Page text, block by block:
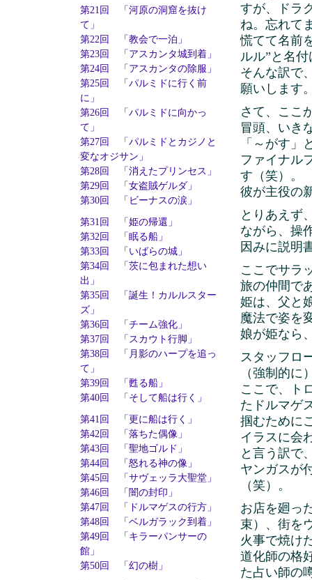
第21回 「河原の洞窟を抜け
て」
第22回 「教会で一泊」
第23回 「アスカンタ城到着」
第24回 「アスカンタの除服」
第25回 「パルミドに行く前
に」
第26回 「パルミドに向かっ
て」
第27回 「パルミドとカジノと
変なオジサン」
第28回 「消えたプリンセス」
第29回 「女盗賊ゲルダ」
第30回 「ビーナスの涙」
第31回 「姫の帰還」
第32回 「眠る船」
第33回 「いばらの城」
第34回 「茨に包まれた想い
出」
第35回 「誕生！カルルスター
ズ」
第36回 「チーム強化」
第37回 「スカウト行脚」
第38回 「月影のハープを追っ
て」
第39回 「甦る船」
第40回 「そして船は行く」
第41回 「更に船は行く」
第42回 「落ちた偶像」
第43回 「聖地ゴルド」
第44回 「怒れる神の像」
第45回 「サヴェッラ大聖堂」
第46回 「闇の封印」
第47回 「ドルマゲスの行方」
第48回 「ベルガラック到着」
第49回 「キラーパンサーの
館」
第50回 「幻の樹」
すが、ドラ
ね。忘れて
慌てて名前
ルル”と名
そんな訳で
願いします
さて、ここ
冒頭、いき
「～がす」
ファイナル
す（笑）。
彼が主役の
とりあえず
ながら、操
因みに説明
ここでサラ
旅の仲間で
姫は、父と
魔法で姿を
娘が姫なら
スタッフロ
（強制的に
ここで、ト
たドルマゲ
掴むために
イラスに会
と言う訳で
ヤンガスが
（笑）。
お店を廻っ
束）、街を
火事で焼け
道化師の格
た占い師の